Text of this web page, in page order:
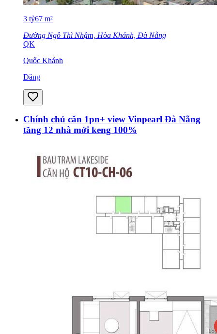
3 tỷ67 m²
Đường Ngô Thì Nhậm, Hòa Khánh, Đà Nẵng
QK
Quốc Khánh
Đăng
Chính chủ căn 1pn+ view Vinpearl Đà Nẵng
tầng 12 nhà mới keng 100%